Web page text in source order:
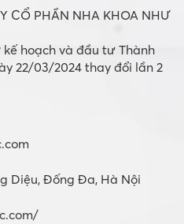
CỔ PHẦN NHA KHOA NHƯ
kế hoạch và đầu tư Thành
22/03/2024 thay đổi lần 2
Diệu, Đống Đa, Hà Nội